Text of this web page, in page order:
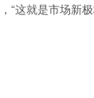
“这就是市场新